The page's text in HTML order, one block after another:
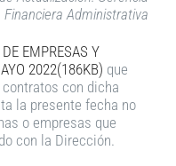
Financiera Administrativa
EMPRESAS Y
2022(186KB) que
con dicha
la presente fecha no
o empresas que
con la Dirección.